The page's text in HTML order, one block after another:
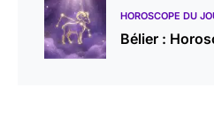
HOROSCOPE DU
Bélier :